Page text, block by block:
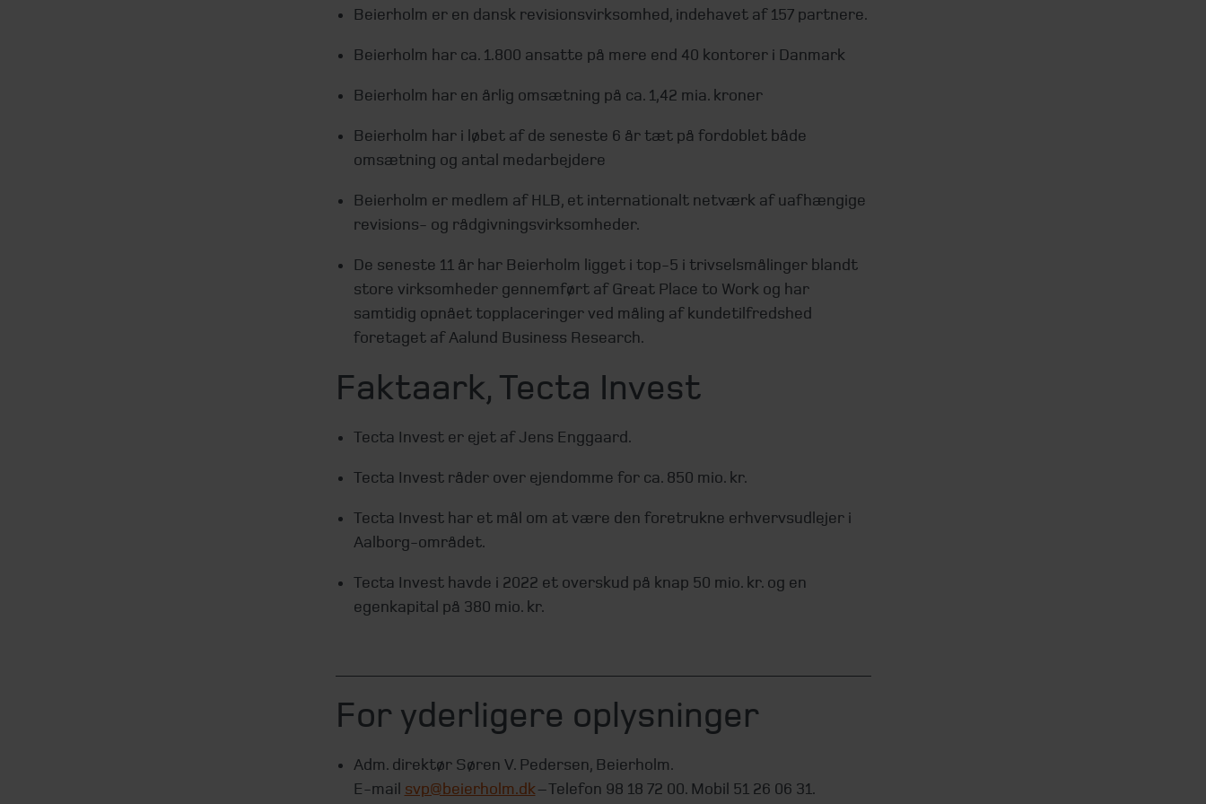
Beierholm er en dansk revisionsvirksomhed, indehavet af 157 partnere.
Beierholm har ca. 1.800 ansatte på mere end 40 kontorer i Danmark
Beierholm har en årlig omsætning på ca. 1,42 mia. kroner
Beierholm har i løbet af de seneste 6 år tæt på fordoblet både
omsætning og antal medarbejdere
Beierholm er medlem af HLB, et internationalt netværk af uafhængige
revisions- og rådgivningsvirksomheder.
De seneste 11 år har Beierholm ligget i top-5 i trivselsmålinger blandt
store virksomheder gennemført af Great Place to Work og har
samtidig opnået topplaceringer ved måling af kundetilfredshed
foretaget af Aalund Business Research.
Faktaark, Tecta Invest
Tecta Invest er ejet af Jens Enggaard.
Tecta Invest råder over ejendomme for ca. 850 mio. kr.
Tecta Invest har et mål om at være den foretrukne erhvervsudlejer i
Aalborg-området.
Tecta Invest havde i 2022 et overskud på knap 50 mio. kr. og en
egenkapital på 380 mio. kr.
For yderligere oplysninger
Adm. direktør Søren V. Pedersen, Beierholm.
E-mail svp@beierholm.dk – Telefon 98 18 72 00. Mobil 51 26 06 31.